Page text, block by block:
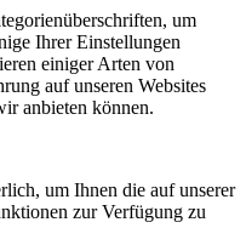
um
Ihrer Einstellungen
einiger Arten von
auf unseren Websites
anbieten können.
um Ihnen die auf unserer
zur Verfügung zu